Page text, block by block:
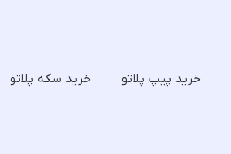
خرید پیپ پلاتو خرید سکه پلاتو